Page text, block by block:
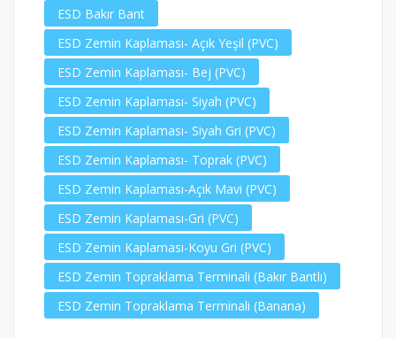
ESD Bakır Bant
ESD Zemin Kaplaması- Açık Yeşil (PVC)
ESD Zemin Kaplaması- Bej (PVC)
ESD Zemin Kaplaması- Siyah (PVC)
ESD Zemin Kaplaması- Siyah Gri (PVC)
ESD Zemin Kaplaması- Toprak (PVC)
ESD Zemin Kaplaması-Açık Mavi (PVC)
ESD Zemin Kaplaması-Gri (PVC)
ESD Zemin Kaplaması-Koyu Gri (PVC)
ESD Zemin Topraklama Terminali (Bakır Bantlı)
ESD Zemin Topraklama Terminali (Banana)